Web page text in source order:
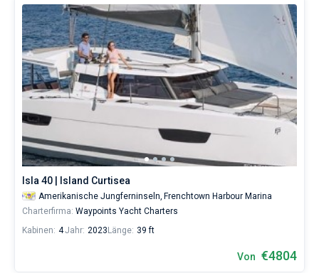
Isla 40 | Island Curtisea
Amerikanische Jungferninseln, Frenchtown Harbour Marina
Charterfirma: Waypoints Yacht Charters
Kabinen: 4Jahr: 2023 Länge: 39 ft
Von €4804